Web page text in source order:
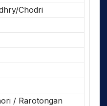
Chodri
/ Rarotongan